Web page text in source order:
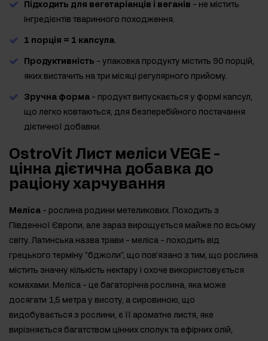
Підходить для вегетаріанців і веганів - не містить
інгредієнтів тваринного походження.
1 порція = 1 капсула.
Продуктивність - упаковка продукту містить 90 порцій,
яких вистачить на три місяці регулярного прийому.
Зручна форма - продукт випускається у формі капсул,
що легко ковтаються, для безперебійного постачання
дієтичної добавки.
OstroVit Лист меліси VEGE -
цінна дієтична добавка до
раціону харчування
Меліса - рослина родини метеликових. Походить з
Південної Європи, але зараз вирощується майже по всьому
світу. Латинська назва трави - меліса - походить від
грецького терміну "бджоли", що пов'язано з тим, що рослина
містить значну кількість нектару і охоче використовується
комахами. Меліса - це багаторічна рослина, яка може
досягати 1,5 метра у висоту, а сировиною, що
видобувається з рослини, є її ароматне листя, яке
вирізняється багатством цінних сполук та ефірних олій,